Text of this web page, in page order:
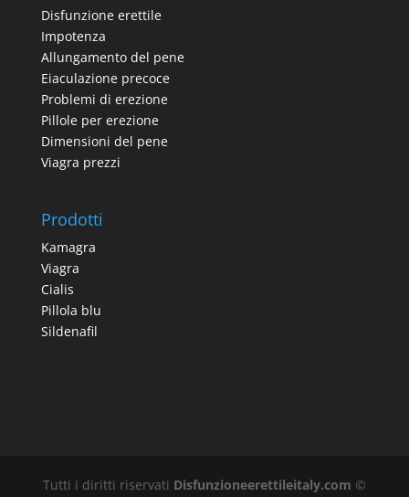
Disfunzione erettile
Impotenza
Allungamento del pene
Eiaculazione precoce
Problemi di erezione
Pillole per erezione
Dimensioni del pene
Viagra prezzi
Prodotti
Kamagra
Viagra
Cialis
Pillola blu
Sildenafil
Tutti i diritti riservati Disfunzioneerettileitaly.com ©